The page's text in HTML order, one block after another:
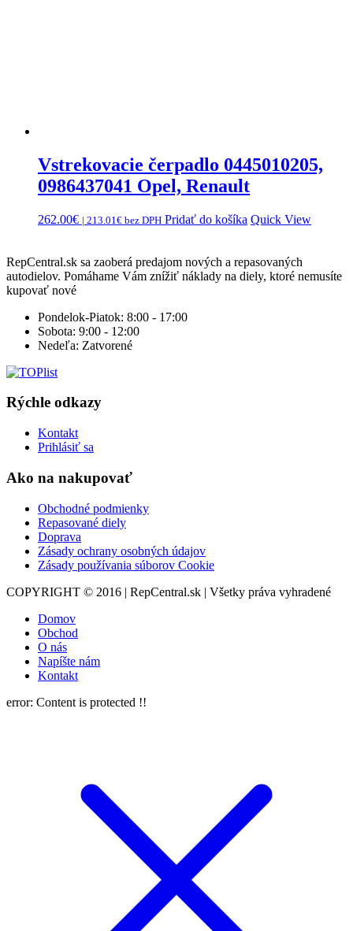
Vstrekovacie čerpadlo 0445010205,
0986437041 Opel, Renault
262.00€ | 213.01 € bez DPH Pridať do košíka Quick View
RepCentral.sk sa zaoberá predajom nových a repasovaných
autodielov. Pomáhame Vám znížiť náklady na diely, ktoré nemusíte
kupovať nové
Pondelok-Piatok: 8:00 - 17:00
Sobota: 9:00 - 12:00
Nedeľa: Zatvorené
Rýchle odkazy
Kontakt
Prihlásiť sa
Ako na nakupovať
Obchodné podmienky
Repasované diely
Doprava
Zásady ochrany osobných údajov
Zásady používania súborov Cookie
COPYRIGHT © 2016 | RepCentral.sk | Všetky práva vyhradené
Domov
Obchod
O nás
Napíšte nám
Kontakt
error: Content is protected !!